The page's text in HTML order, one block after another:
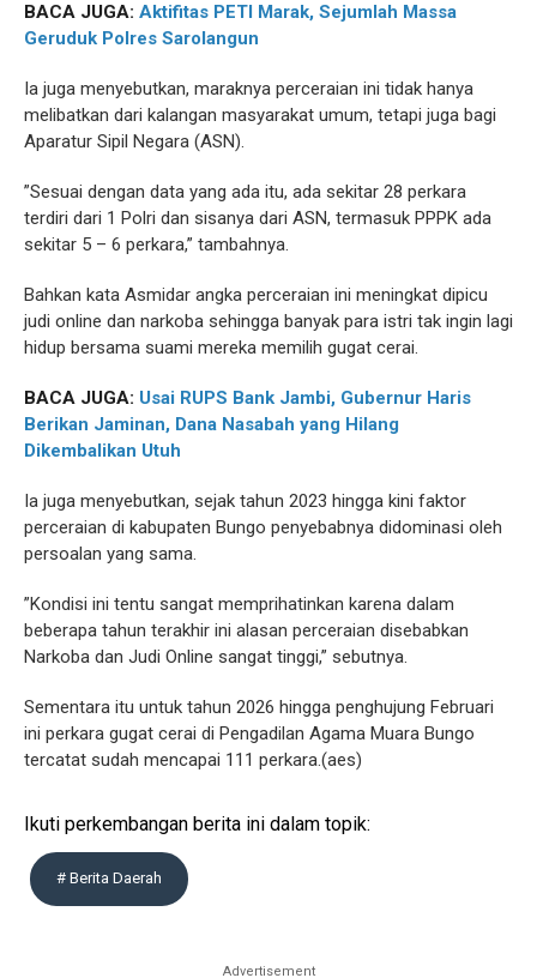
BACA JUGA: Aktifitas PETI Marak, Sejumlah Massa
Geruduk Polres Sarolangun
Ia juga menyebutkan, maraknya perceraian ini tidak hanya
melibatkan dari kalangan masyarakat umum, tetapi juga bagi
Aparatur Sipil Negara (ASN).
”Sesuai dengan data yang ada itu, ada sekitar 28 perkara
terdiri dari 1 Polri dan sisanya dari ASN, termasuk PPPK ada
sekitar 5 – 6 perkara,” tambahnya.
Bahkan kata Asmidar angka perceraian ini meningkat dipicu
judi online dan narkoba sehingga banyak para istri tak ingin lagi
hidup bersama suami mereka memilih gugat cerai.
BACA JUGA: Usai RUPS Bank Jambi, Gubernur Haris
Berikan Jaminan, Dana Nasabah yang Hilang
Dikembalikan Utuh
Ia juga menyebutkan, sejak tahun 2023 hingga kini faktor
perceraian di kabupaten Bungo penyebabnya didominasi oleh
persoalan yang sama.
”Kondisi ini tentu sangat memprihatinkan karena dalam
beberapa tahun terakhir ini alasan perceraian disebabkan
Narkoba dan Judi Online sangat tinggi,” sebutnya.
Sementara itu untuk tahun 2026 hingga penghujung Februari
ini perkara gugat cerai di Pengadilan Agama Muara Bungo
tercatat sudah mencapai 111 perkara.(aes)
Ikuti perkembangan berita ini dalam topik:
# Berita Daerah
Advertisement